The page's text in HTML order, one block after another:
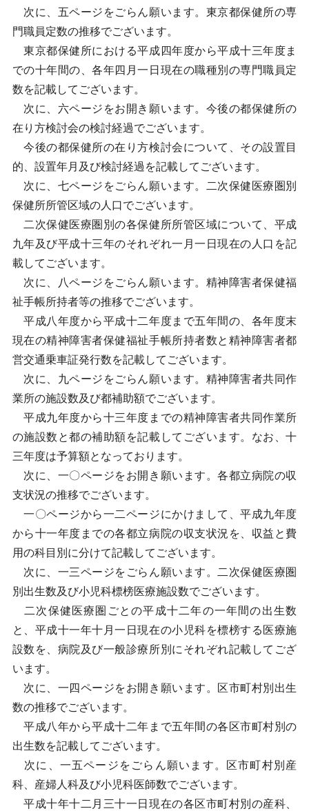
次に、五ページをごらん願います。東京都保健所の専
門職員定数の推移でございます。
東京都保健所における平成四年度から平成十三年度ま
での十年間の、各年四月一日現在の職種別の専門職員定
数を記載してございます。
次に、六ページをお開き願います。今後の都保健所の
在り方検討会の検討経過でございます。
今後の都保健所の在り方検討会について、その設置目
的、設置年月及び検討経過を記載してございます。
次に、七ページをごらん願います。二次保健医療圏別
保健所所管区域の人口でございます。
二次保健医療圏別の各保健所所管区域について、平成
九年及び平成十三年のそれぞれ一月一日現在の人口を記
載してございます。
次に、八ページをごらん願います。精神障害者保健福
祉手帳所持者等の推移でございます。
平成八年度から平成十二年度まで五年間の、各年度末
現在の精神障害者保健福祉手帳所持者数と精神障害者都
営交通乗車証発行数を記載してございます。
次に、九ページをごらん願います。精神障害者共同作
業所の施設数及び都補助額でございます。
平成九年度から十三年度までの精神障害者共同作業所
の施設数と都の補助額を記載してございます。なお、十
三年度は予算額となっております。
次に、一〇ページをお開き願います。各都立病院の収
支状況の推移でございます。
一〇ページから一二ページにかけまして、平成九年度
から十一年度までの各都立病院の収支状況を、収益と費
用の科目別に分けて記載してございます。
次に、一三ページをごらん願います。二次保健医療圏
別出生数及び小児科標榜医療施設数でございます。
二次保健医療圏ごとの平成十二年の一年間の出生数
と、平成十一年十月一日現在の小児科を標榜する医療施
設数を、病院及び一般診療所別にそれぞれ記載してござ
います。
次に、一四ページをお開き願います。区市町村別出生
数の推移でございます。
平成八年から平成十二年まで五年間の各区市町村別の
出生数を記載してございます。
次に、一五ページをごらん願います。区市町村別産
科、産婦人科及び小児科医師数でございます。
平成十年十二月三十一日現在の各区市町村別の産科、